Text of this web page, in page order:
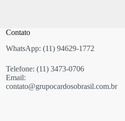
Contato
WhatsApp: (11) 94629-1772
Telefone: (11) 3473-0706
Email:
contato@grupocardosobrasil.com.br